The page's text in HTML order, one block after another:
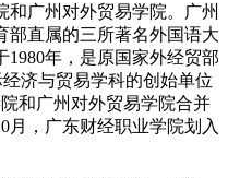
广州对外贸易学院。广州
部直属的三所著名外国语大
年，是原国家外经贸部
济与贸易学科的创始单位
和广州对外贸易学院合并
月，广东财经职业学院划入